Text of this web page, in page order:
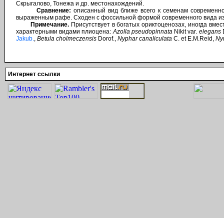
Скрыгалово, Тонежа и др. местонахождений.
Сравнение: описанный вид ближе всего к семенам
выраженным рафе. Сходен с фоссильной формой современного вида
Примечание. Присутствует в богатых ориктоценозах, иногда
характерными видами плиоцена:Azolla pseudopinnataNikit var. elegans
Jakub., Betula cholmeczensis Dorof., Nyphar canaliculata C. et E.M.Reid,
Интернет ссылки